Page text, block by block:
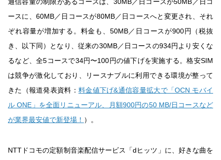
ースに、60MB／日コースが80MB／日コースへと変更され、それ
ぞれ容量が増加する。料金も、50MB／日コースが900円（税抜
き、以下同）となり、従来の30MB／日コースの934円より安くな
るなど、全5コースで34円〜100円の値下げを実施する。格安SIM
は競争が激化しており、リースナブルに利用できる環境が整って
きた（報道発表資料： 料金値下げ&通信容量拡大で「OCN モバイ
ル ONE」を全面リニューアル、月額900円の50 MB/日コースなど
が業界最安値で新登場！ ）。
NTTドコモの定額制音楽配信サービス「dヒッツ」に、好きな曲を